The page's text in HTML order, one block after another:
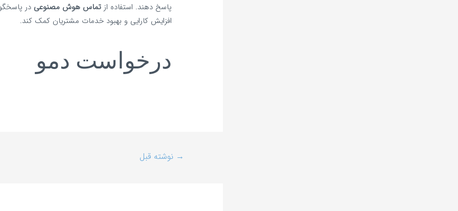
پاسخ دهند. استفاده ازتماس هوش مصنوعی در
افزایش کارایی و بهبود خدمات مشتریان کمک کند.
درخواست دمو
→ نوشته قبل